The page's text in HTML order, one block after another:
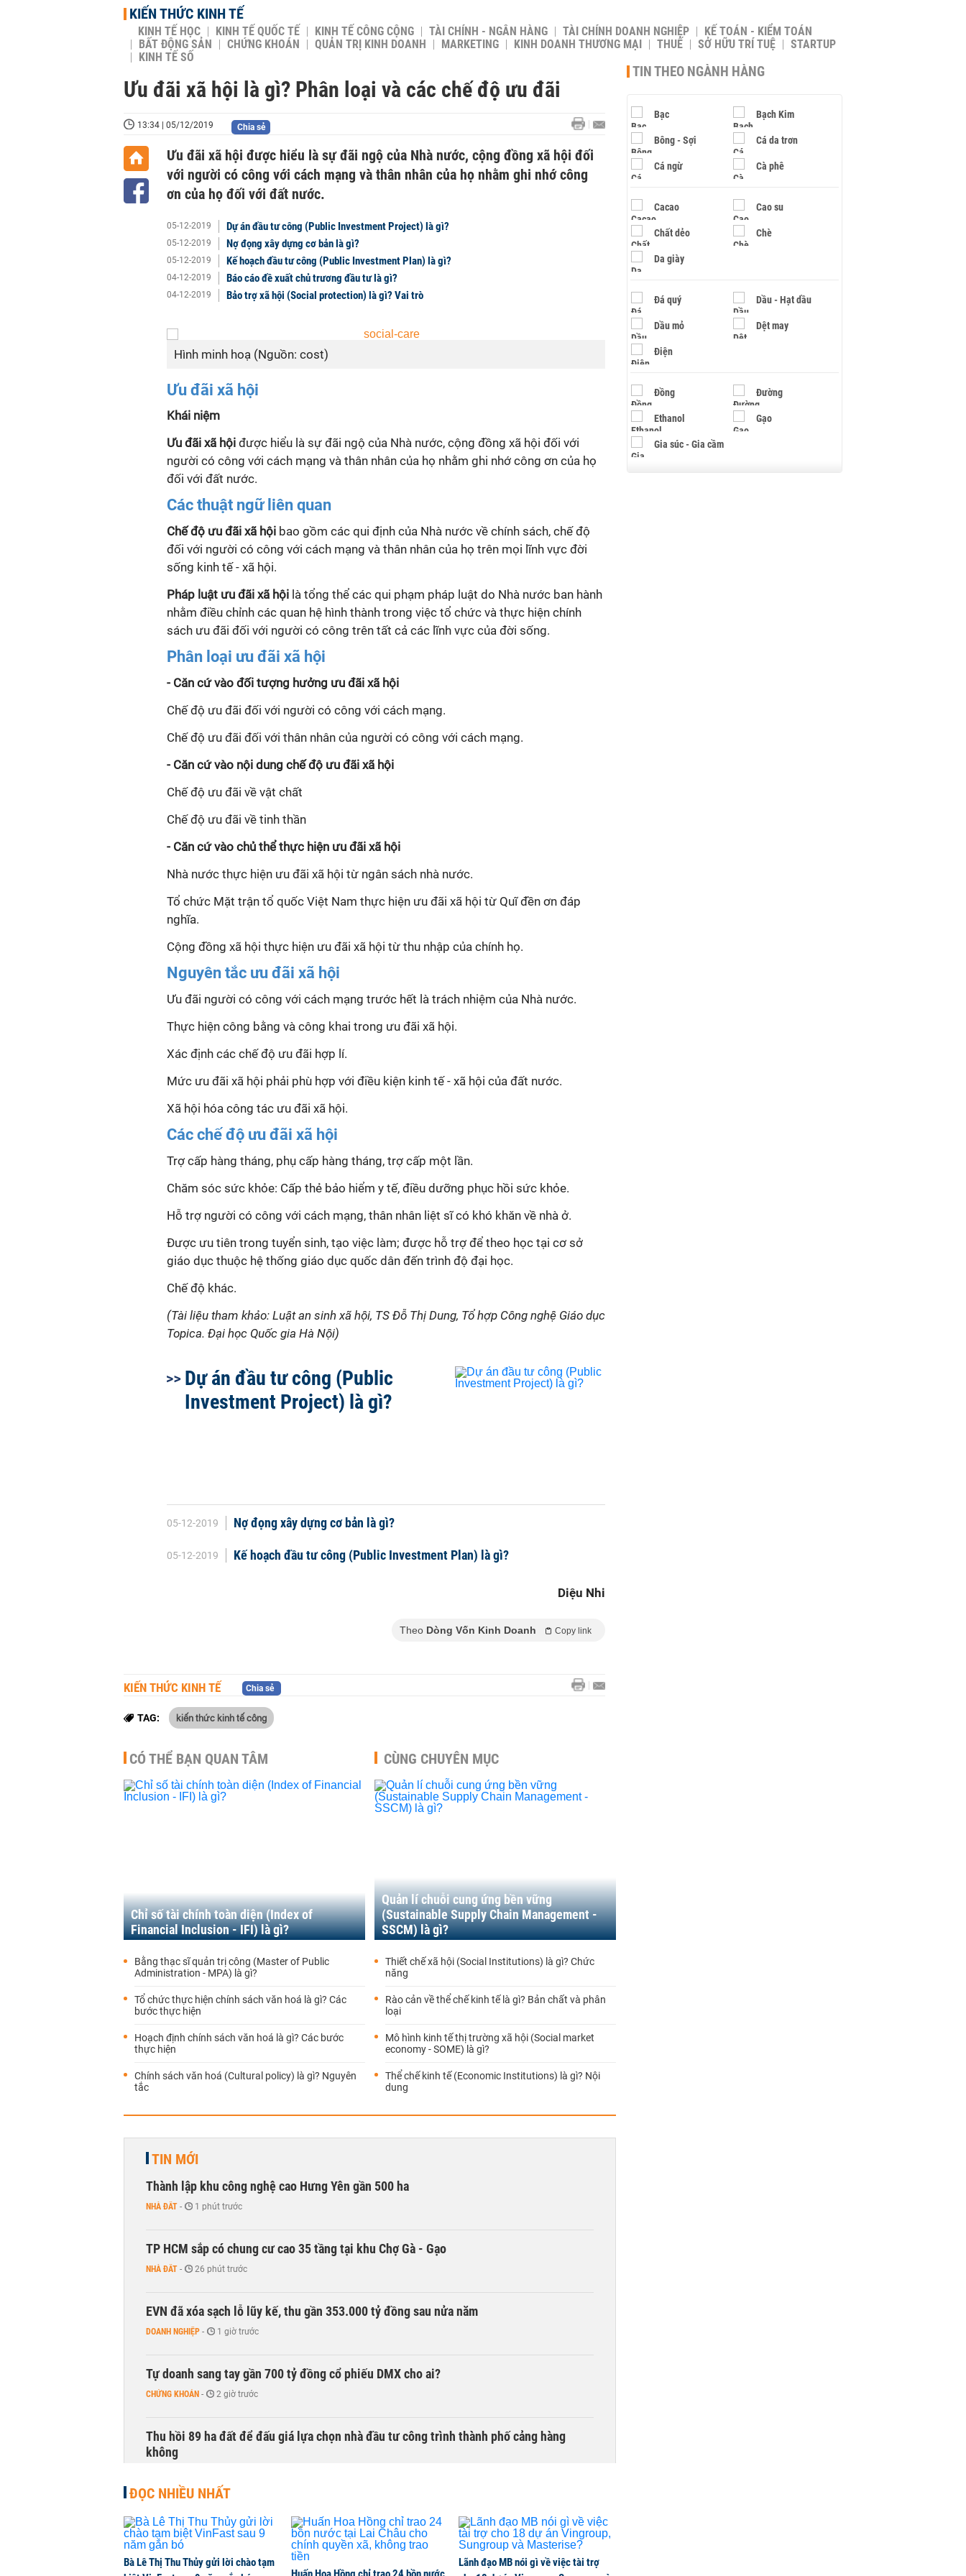
KIẾN THỨC KINH TẾ
KINH TẾ HỌC KINH TẾ QUỐC TẾ KINH TẾ CÔNG CỘNG TÀI CHÍNH - NGÂN HÀNG TÀI CHÍNH DOANH NGHIỆP
KẾ TOÁN - KIỂM TOÁN
BẤT ĐỘNG SẢN
CHỨNG KHOÁN QUẢN TRỊ KINH DOANH MARKETING KINH DOANH THƯƠNG MẠI THUẾ SỞ HỮU TRÍ TUỆ
STARTUP
KINH TẾ SỐ
Ưu đãi xã hội là gì? Phân loại và các chế độ ưu đãi
13:34 | 05/12/2019 Chia sẻ
Ưu đãi xã hội được hiểu là sự đãi ngộ của Nhà nước, cộng đồng xã hội đối
với người có công với cách mạng và thân nhân của họ nhằm ghi nhớ công
ơn của họ đối với đất nước.
05-12-2019 Dự án đầu tư công (Public Investment Project) là gì?
05-12-2019 Nợ đọng xây dựng cơ bản là gì?
05-12-2019 Kế hoạch đầu tư công (Public Investment Plan) là gì?
04-12-2019 Báo cáo đề xuất chủ trương đầu tư là gì?
04-12-2019 Bảo trợ xã hội (Social protection) là gì? Vai trò
Hình minh hoạ (Nguồn: cost)
Ưu đãi xã hội
Khái niệm
Ưu đãi xã hội được hiểu là sự đãi ngộ của Nhà nước, cộng đồng xã hội đối với
người có công với cách mạng và thân nhân của họ nhằm ghi nhớ công ơn của họ
đối với đất nước.
Các thuật ngữ liên quan
Chế độ ưu đãi xã hội bao gồm các qui định của Nhà nước về chính sách, chế độ
đối với người có công với cách mạng và thân nhân của họ trên mọi lĩnh vực đời
sống kinh tế - xã hội.
Pháp luật ưu đãi xã hội là tổng thể các qui phạm pháp luật do Nhà nước ban hành
nhằm điều chỉnh các quan hệ hình thành trong việc tổ chức và thực hiện chính
sách ưu đãi đối với người có công trên tất cả các lĩnh vực của đời sống.
Phân loại ưu đãi xã hội
- Căn cứ vào đối tượng hưởng ưu đãi xã hội
Chế độ ưu đãi đối với người có công với cách mạng.
Chế độ ưu đãi đối với thân nhân của người có công với cách mạng.
- Căn cứ vào nội dung chế độ ưu đãi xã hội
Chế độ ưu đãi về vật chất
Chế độ ưu đãi về tinh thần
- Căn cứ vào chủ thể thực hiện ưu đãi xã hội
Nhà nước thực hiện ưu đãi xã hội từ ngân sách nhà nước.
Tổ chức Mặt trận tổ quốc Việt Nam thực hiện ưu đãi xã hội từ Quĩ đền ơn đáp
nghĩa.
Cộng đồng xã hội thực hiện ưu đãi xã hội từ thu nhập của chính họ.
Nguyên tắc ưu đãi xã hội
Ưu đãi người có công với cách mạng trước hết là trách nhiệm của Nhà nước.
Thực hiện công bằng và công khai trong ưu đãi xã hội.
Xác định các chế độ ưu đãi hợp lí.
Mức ưu đãi xã hội phải phù hợp với điều kiện kinh tế - xã hội của đất nước.
Xã hội hóa công tác ưu đãi xã hội.
Các chế độ ưu đãi xã hội
Trợ cấp hàng tháng, phụ cấp hàng tháng, trợ cấp một lần.
Chăm sóc sức khỏe: Cấp thẻ bảo hiểm y tế, điều dưỡng phục hồi sức khỏe.
Hỗ trợ người có công với cách mạng, thân nhân liệt sĩ có khó khăn về nhà ở.
Được ưu tiên trong tuyển sinh, tạo việc làm; được hỗ trợ để theo học tại cơ sở
giáo dục thuộc hệ thống giáo dục quốc dân đến trình độ đại học.
Chế độ khác.
(Tài liệu tham khảo: Luật an sinh xã hội, TS Đỗ Thị Dung, Tổ hợp Công nghệ Giáo dục
Topica. Đại học Quốc gia Hà Nội)
Dự án đầu tư công (Public
Investment Project) là gì?
05-12-2019 Nợ đọng xây dựng cơ bản là gì?
05-12-2019 Kế hoạch đầu tư công (Public Investment Plan) là gì?
Diệu Nhi
Theo Dòng Vốn Kinh Doanh Copy link
KIẾN THỨC KINH TẾ Chia sẻ
TAG: kiến thức kinh tế công
CÓ THỂ BẠN QUAN TÂM
Chỉ số tài chính toàn diện (Index of
Financial Inclusion - IFI) là gì?
Bằng thạc sĩ quản trị công (Master of Public
Administration - MPA) là gì?
Tổ chức thực hiện chính sách văn hoá là gì? Các
bước thực hiện
Hoạch định chính sách văn hoá là gì? Các bước
thực hiện
Chính sách văn hoá (Cultural policy) là gì? Nguyên
tắc
CÙNG CHUYÊN MỤC
Quản lí chuỗi cung ứng bền vững
(Sustainable Supply Chain Management -
SSCM) là gì?
Thiết chế xã hội (Social Institutions) là gì? Chức
năng
Rào cản về thể chế kinh tế là gì? Bản chất và phân
loại
Mô hình kinh tế thị trường xã hội (Social market
economy - SOME) là gì?
Thể chế kinh tế (Economic Institutions) là gì? Nội
dung
TIN MỚI
Thành lập khu công nghệ cao Hưng Yên gần 500 ha
NHÀ ĐẤT - 1 phút trước
TP HCM sắp có chung cư cao 35 tầng tại khu Chợ Gà - Gạo
NHÀ ĐẤT - 26 phút trước
EVN đã xóa sạch lỗ lũy kế, thu gần 353.000 tỷ đồng sau nửa năm
DOANH NGHIỆP - 1 giờ trước
Tự doanh sang tay gần 700 tỷ đồng cổ phiếu DMX cho ai?
CHỨNG KHOÁN - 2 giờ trước
Thu hồi 89 ha đất để đấu giá lựa chọn nhà đầu tư công trình thành phố cảng hàng
không
Dòng tiền ngoại bất ngờ trở lại TTCK, ai đã mua vào?
CHỨNG KHOÁN 2 giờ trước
ĐỌC NHIỀU NHẤT
Bà Lê Thị Thu Thủy gửi lời chào tạm
Lãnh đạo MB nói gì về việc tài trợ
TIN THEO NGÀNH HÀNG
Bạc Bạch Kim
Bông - Sợi Cá da trơn
Cá ngừ Cà phê
Cacao Cao su
Chất dẻo Chè
Da giày
Đá quý Dầu - Hạt dầu
Dầu mỏ Dệt may
Điện
Đồng Đường
Ethanol Gạo
Gia súc - Gia cầm